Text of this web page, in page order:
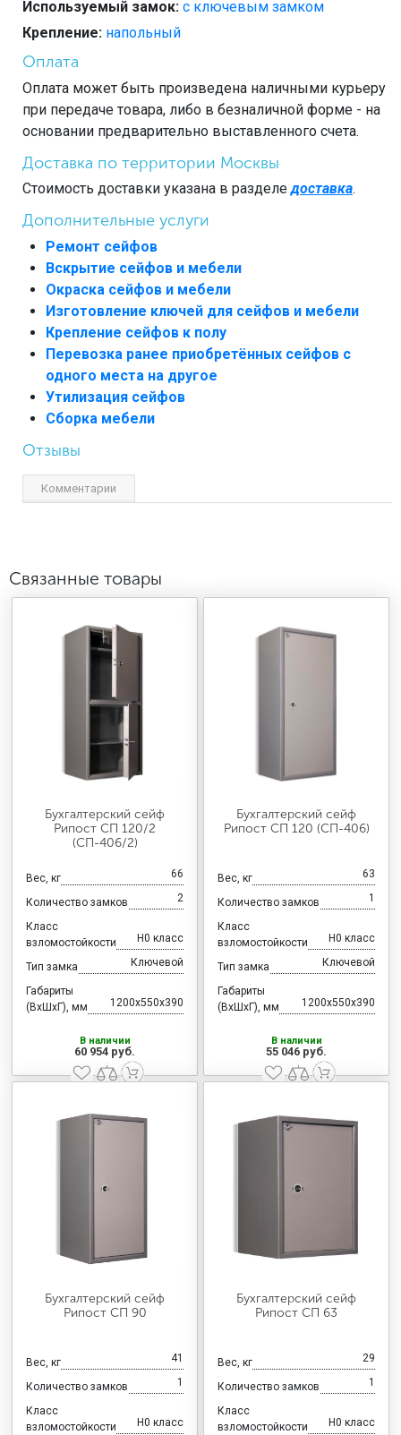
Используемый замок: с ключевым замком
Крепление: напольный
Оплата
Оплата может быть произведена наличными курьеру
при передаче товара, либо в безналичной форме - на
основании предварительно выставленного счета.
Доставка по территории Москвы
Стоимость доставки указана в разделедоставка.
Дополнительные услуги
Ремонт сейфов
Вскрытие сейфов и мебели
Окраска сейфов и мебели
Изготовление ключей для сейфов и мебели
Крепление сейфов к полу
Перевозка ранее приобретённых сейфов с
одного места на другое
Утилизация сейфов
Сборка мебели
Отзывы
Комментарии
Связанные товары
Бухгалтерский сейф
Рипост СП 120/2
(СП-406/2)
Вес, кг 66
Количество замков 2
Класс
взломостойкости
H0 класс
Тип замка Ключевой
Габариты
(ВхШхГ), мм
1200x550x390
В наличии
60 954 руб.
Бухгалтерский сейф
Рипост СП 120 (СП-406)
Вес, кг 63
Количество замков 1
Класс
взломостойкости
H0 класс
Тип замка Ключевой
Габариты
(ВхШхГ), мм
1200x550x390
В наличии
55 046 руб.
Бухгалтерский сейф
Рипост СП 90
Вес, кг 41
Количество замков 1
Класс
взломостойкости
H0 класс
Бухгалтерский сейф
Рипост СП 63
Вес, кг 29
Количество замков 1
Класс
взломостойкости
H0 класс